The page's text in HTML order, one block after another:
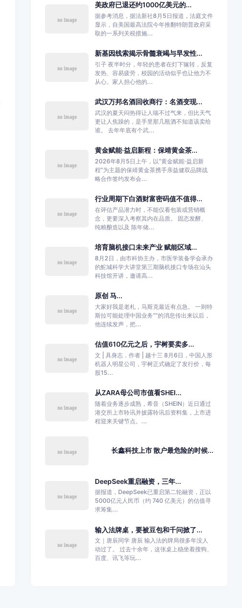
美政府已退还约1000亿美元的...
据参考消息，据法新社8月5日报道，法庭文件
显示，自美国最高法院今年推翻特朗普政府采
取的一系列关税措施...
新基因线索揭示骨髓衰竭与早发性...
引子 夜半时分，年轻的患者在灯下辗转，反复
发热、容易疲劳，校园的活动似乎也让他力不
从心。家人担心他的...
武汉万邦名酒回收商行：名酒变现...
武汉的夏天闷热得让人喘不过气来，但比天气
更让人焦躁的，是手里那几瓶酒不知道该卖给
谁。 去年年底有个武...
黄金赋能·益启新程：保靖黄金茶...
2026年8月5日上午，以“黄金赋能·益启新
程”为主题的保靖黄金茶携手亲益健双品牌战
略合作签约发布会...
行业周期下白酒财富密码值不值得...
在评估产品潜力时，不能仅看包装或营销概
念，更要深入考察其内在品质。 固态发酵、
纯粮酿造以及 陈年储...
培育脑机接口未来产业 赋能区域...
8月2日，由市科协主办，市医学装备学会承办
的鮀城科学大讲堂第三期脑机接口专场在汕头
科技馆开讲，邀请高...
原创 马...
大家好我是老札，马斯克最近有点急。 一则特
斯拉可能处理中国业务“”的消息传出来以后，
他连续发声，把...
估值610亿元之后，宇树要卖多...
文 | 具身志，作者 | 越十三 8月6日，中国人形
机器人明星公司，宇树正式确定了发行价，每
股15...
从ZARA母公司市值看SHEI...
随着业务逐步成熟，希音（SHEIN）近日通过
港交所上市聆讯并披露聆讯后资料集，上市进
程迎来关键节点。...
长鑫科技上市 散户最危险的时候...
DeepSeek重启融资，三年...
据报道，DeepSeek已重启第二轮融资，正以
5000亿元人民币（约 740 亿美元）的估值寻
求筹集...
输入法牌桌，要被豆包和千问掀了...
文｜唐辰同学 唐辰 输入法的牌局很多年没人
动过了。 过去十余年，这张桌上稳坐着搜狗、
百度、讯飞等玩...